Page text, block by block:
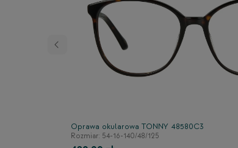
Oprawa okularowa TONNY 48580C3
Rozmiar: 54-16-140/48/125